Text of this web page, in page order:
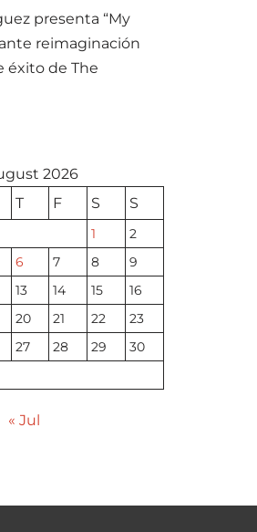
presenta “My
reimaginación
éxito de The
2026
T F S S
1
2
6 7 8
9
13 14 15
16
20 21 22
23
27 28 29
30
« Jul